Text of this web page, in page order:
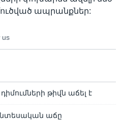
ապրանքներ:
us
թիվն աճել է
աճը